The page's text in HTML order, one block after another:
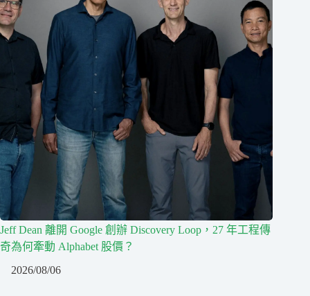
Jeff Dean 離開 Google 創辦 Discovery Loop，27 年工程傳
奇為何牽動 Alphabet 股價？
2026/08/06